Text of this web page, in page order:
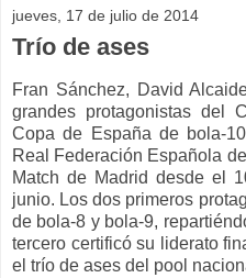
jueves, 17 de julio de 2014
Trío de ases
Fran Sánchez, David
grandes protagonistas del
Copa de España de bola-
Real Federación Española
Match de Madrid desde el
junio. Los dos primeros
de bola-8 y bola-9,
tercero certificó su liderato
el trío de ases del pool